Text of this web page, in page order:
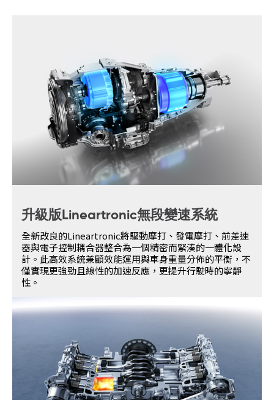
升級版Lineartronic無段變速系統
全新改良的Lineartronic將驅動摩打、發電摩打、前差速
器與電子控制耦合器整合為一個精密而緊湊的一體化設
計。此高效系統兼顧效能運用與車身重量分佈的平衡，不
僅實現更強勁且線性的加速反應，更提升行駛時的寧靜
性。